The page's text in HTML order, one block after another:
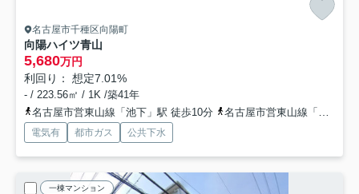
名古屋市千種区向陽町
向陽ハイツ青山
5,680万円
利回り： 想定7.01%
- / 223.56㎡ / 1K /築41年
名古屋市営東山線「池下」駅 徒歩10分
名古屋市営東山線「覚王山」駅 徒歩12分
電気有 都市ガス 公共下水
一棟マンション